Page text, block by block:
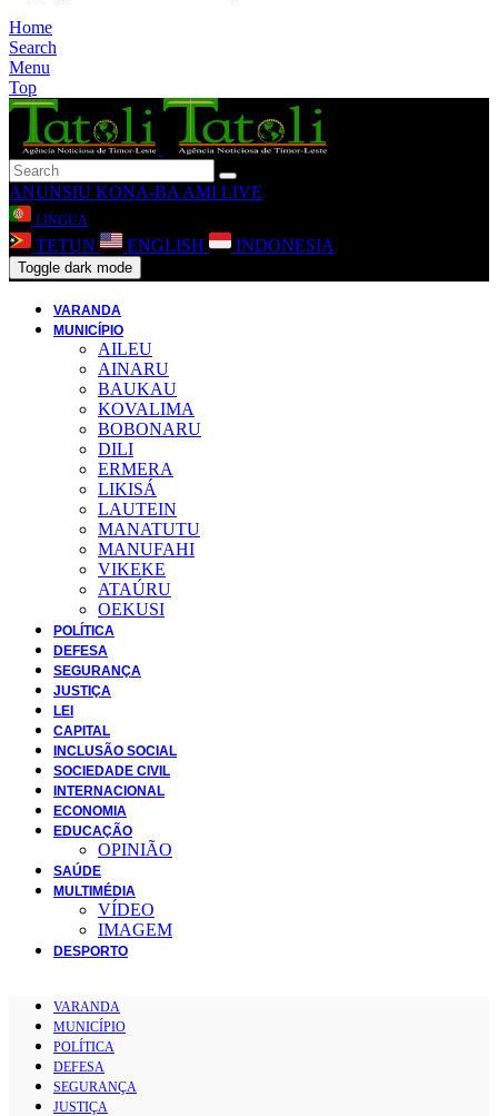
Home
Search
Menu
Top
ANUNSIU KONA-BA AMI LIVE
LINGUA
TETUN ENGLISH INDONESIA
Toggle dark mode
VARANDA
MUNICÍPIO
AILEU
AINARU
BAUKAU
KOVALIMA
BOBONARU
DILI
ERMERA
LIKISÁ
LAUTEIN
MANATUTU
MANUFAHI
VIKEKE
ATAÚRU
OEKUSI
POLÍTICA
DEFESA
SEGURANÇA
JUSTIÇA
LEI
CAPITAL
INCLUSÃO SOCIAL
SOCIEDADE CIVIL
INTERNACIONAL
ECONOMIA
EDUCAÇÃO
OPINIÃO
SAÚDE
MULTIMÉDIA
VÍDEO
IMAGEM
DESPORTO
VARANDA
MUNICÍPIO
POLÍTICA
DEFESA
SEGURANÇA
JUSTIÇA